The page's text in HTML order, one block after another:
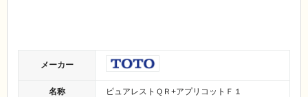
メーカー
名称 ピュアレストＱＲ+アプリコットＦ１